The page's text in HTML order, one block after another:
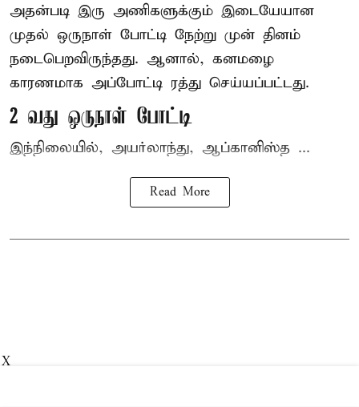
அதன்படி இரு அணிகளுக்கும் இடையேயான
முதல் ஒருநாள் போட்டி நேற்று முன் தினம்
நடைபெறவிருந்தது. ஆனால், கனமழை
காரணமாக அப்போட்டி ரத்து செய்யப்பட்டது.
2 வது ஒருநாள் போட்டி
இந்நிலையில், அயர்லாந்து, ஆப்கானிஸ்த ...
Read More
X